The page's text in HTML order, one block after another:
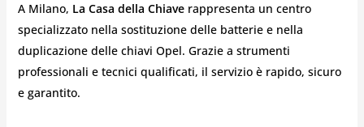
A Milano, La Casa della Chiaverappresenta un centro
specializzato nella sostituzione delle batterie e nella
duplicazione delle chiavi Opel. Grazie a strumenti
professionali e tecnici qualificati, il servizio è rapido, sicuro
e garantito.